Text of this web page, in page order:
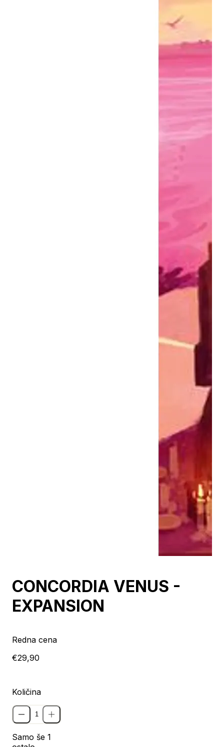
CONCORDIA VENUS -
EXPANSION
Redna cena
€29,90
Količina
Samo še 1